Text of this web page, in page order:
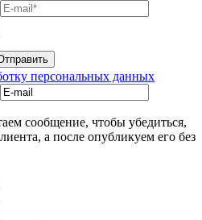
персональных данных
сообщение, чтобы убедиться,
а после опубликуем его без